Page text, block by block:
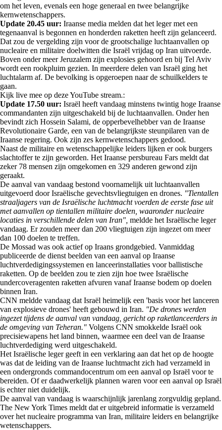
om het leven, evenals een hoge generaal en twee belangrijke
kernwetenschappers.
Update 20.45 uur: Iraanse media melden dat het leger met een
tegenaanval is begonnen en honderden raketten heeft zijn gelanceerd.
Dat zou de vergelding zijn voor de grootschalige luchtaanvallen op
nucleaire en militaire doelwitten die Israël vrijdag op Iran uitvoerde.
Boven onder meer Jeruzalem zijn explosies gehoord en bij Tel Aviv
wordt een rookpluim gezien. In meerdere delen van Israël ging het
luchtalarm af. De bevolking is opgeroepen naar de schuilkelders te
gaan.
Kijk live mee op deze YouTube stream.:
Update 17.50 uur: Israël heeft vandaag minstens twintig hoge Iraanse
commandanten zijn uitgeschakeld bij de luchtaanvallen. Onder hen
bevindt zich Hossein Salami, de opperbevelhebber van de Iraanse
Revolutionaire Garde, een van de belangrijkste steunpilaren van de
Iraanse regering. Ook zijn zes kernwetenschappers gedood.
Naast de militaire en wetenschappelijke leiders lijken er ook burgers
slachtoffer te zijn geworden. Het Iraanse persbureau Fars meldt dat
zeker 78 mensen zijn omgekomen en 329 anderen gewond zijn
geraakt.
De aanval van vandaag bestond voornamelijk uit luchtaanvallen
uitgevoerd door Israëlische gevechtsvliegtuigen en drones. "Tientallen
straaljagers van de Israëlische luchtmacht voerden de eerste fase uit
met aanvallen op tientallen militaire doelen, waaronder nucleaire
locaties in verschillende delen van Iran", meldde het Israëlische leger
vandaag. Er zouden meer dan 200 vliegtuigen zijn ingezet om meer
dan 100 doelen te treffen.
De Mossad was ook actief op Iraans grondgebied. Vanmiddag
publiceerde de dienst beelden van een aanval op Iraanse
luchtverdedigingssystemen en lanceerinstallaties voor ballistische
raketten. Op de beelden zou te zien zijn hoe twee Israëlische
undercoveragenten raketten afvuren vanaf Iraanse bodem op doelen
binnen Iran.
CNN meldde vandaag dat Israël heimelijk een 'basis voor het lanceren
van explosieve drones' heeft gebouwd in Iran. "De drones werden
ingezet tijdens de aanval van vandaag, gericht op raketlanceerders in
de omgeving van Teheran." Volgens CNN smokkelde Israël ook
precisiewapens het land binnen, waarmee een deel van de Iraanse
luchtverdediging werd uitgeschakeld.
Het Israëlische leger geeft in een verklaring aan dat het op de hoogte
was dat de leiding van de Iraanse luchtmacht zich had verzameld in
een ondergronds commandocentrum om een aanval op Israël voor te
bereiden. Of er daadwerkelijk plannen waren voor een aanval op Israël
is echter niet duidelijk.
De aanval van vandaag is waarschijnlijk jarenlang zorgvuldig gepland.
The New York Times meldt dat er uitgebreid informatie is verzameld
over het nucleaire programma van Iran, militaire leiders en belangrijke
wetenschappers.